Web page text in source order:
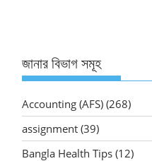
জানার বিভাগ সমূহ
Accounting (AFS) (268)
assignment (39)
Bangla Health Tips (12)